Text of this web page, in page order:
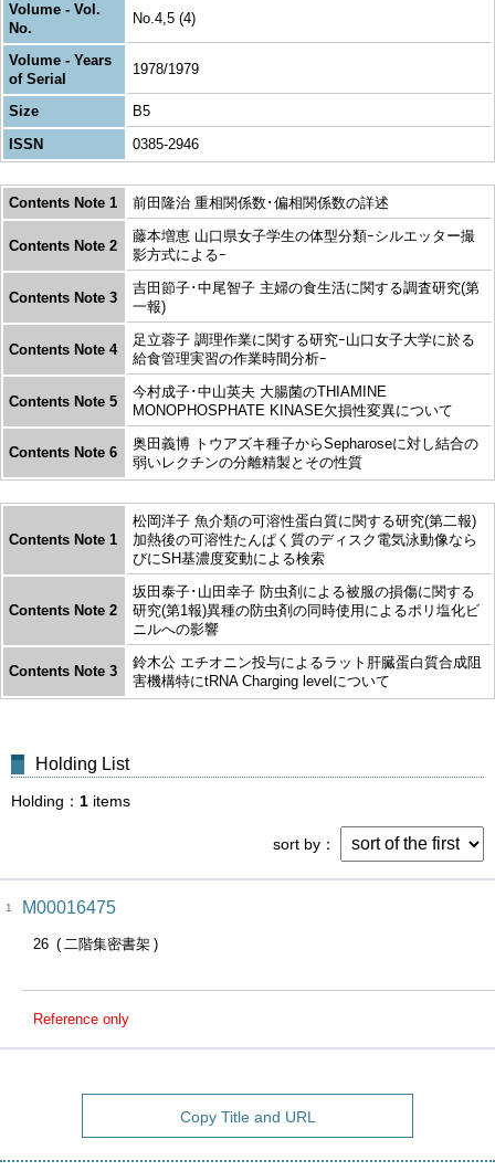
Volume - Vol.
No.
No.4,5 (4)
Volume - Years
of Serial
1978/1979
Size
B5
ISSN
0385-2946
Contents Note 1 前田隆治 重相関係数･偏相関係数の詳述
Contents Note 2
藤本増恵 山口県女子学生の体型分類ｰシルエッター撮
影方式によるｰ
Contents Note 3
吉田節子･中尾智子 主婦の食生活に関する調査研究(第
一報)
Contents Note 4
足立蓉子 調理作業に関する研究ｰ山口女子大学に於る
給食管理実習の作業時間分析ｰ
Contents Note 5
今村成子･中山英夫 大腸菌のTHIAMINE
MONOPHOSPHATE KINASE欠損性変異について
Contents Note 6
奥田義博 トウアズキ種子からSepharoseに対し結合の
弱いレクチンの分離精製とその性質
Contents Note 1
松岡洋子 魚介類の可溶性蛋白質に関する研究(第二報)
加熱後の可溶性たんぱく質のディスク電気泳動像なら
びにSH基濃度変動による検索
Contents Note 2
坂田泰子･山田幸子 防虫剤による被服の損傷に関する
研究(第1報)異種の防虫剤の同時使用によるポリ塩化ビ
ニルへの影響
Contents Note 3
鈴木公 エチオニン投与によるラット肝臓蛋白質合成阻
害機構特にtRNA Charging levelについて
Holding List
Holding 1 items
sort by
1 M00016475
26 二階集密書架
Reference only
Copy Title and URL